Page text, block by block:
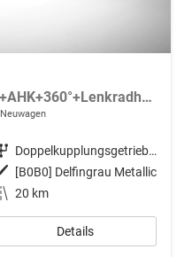
LIFE 150PS eTSI DSG GV5+AHK+360°+Lenkradheiz+IQ.Drive+ACC+App+eHeck+LED
Neuwagen
Getriebe
Doppelkupplungsgetriebe (DSG)
Außenfarbe [B0B0] Delfingrau Metallic
Kilometerstand 20 km
Details